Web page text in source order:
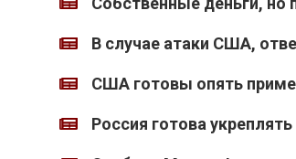
В случае атаки США,
США готовы опять
Россия готова